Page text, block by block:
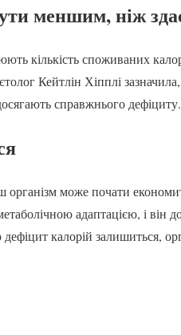
меншим, ніж
кількість споживаних
Кейтлін Хіпплі
справжнього дефіциту.
організм може почати
адаптацією, і він
калорій залишиться,